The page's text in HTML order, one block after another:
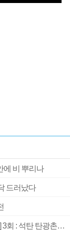
에 비 뿌리나
드러났다
[2026 부산청소년극지체험탐험대 현장르포] 3회 : 석탄 탄광촌에서 북극 연구의 중심지로